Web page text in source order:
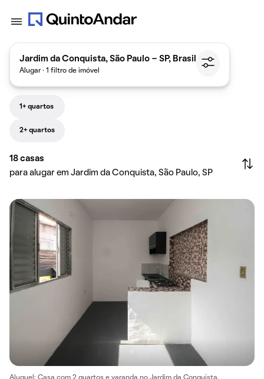
Jardim da Conquista, São Paulo - SP, Brasil
Alugar · 1 filtro de imóvel
1+ quartos
2+ quartos
18 casas
para alugar em Jardim da Conquista, São Paulo, SP